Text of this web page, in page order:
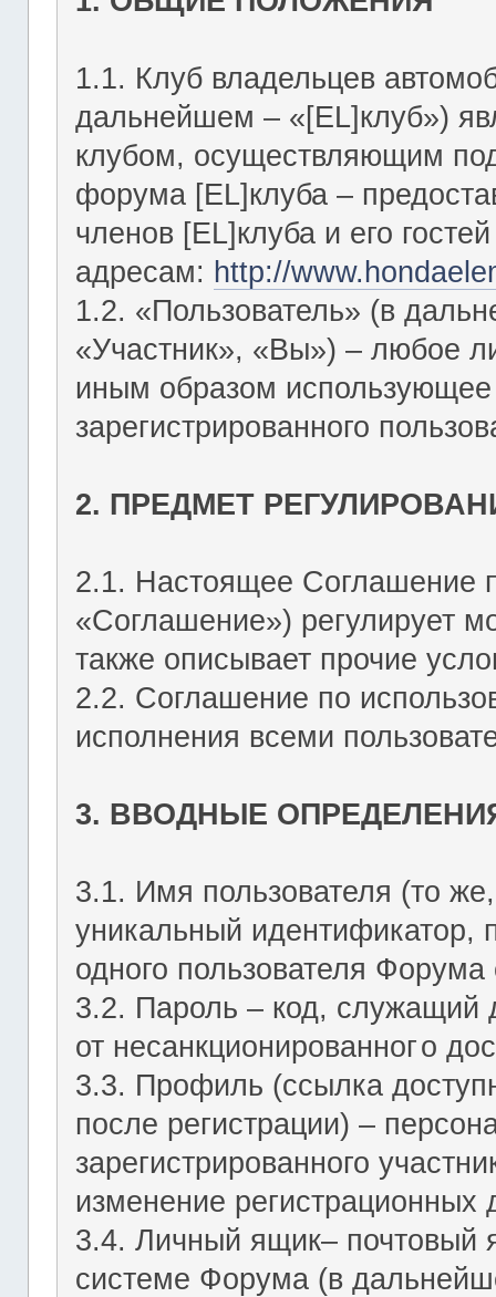
1.1. Клуб владельцев
дальнейшем – «[EL]клуб»)
клубом, осуществляющим
форума [EL]клуба –
членов [EL]клуба и его
адресам: http://
1.2. «Пользователь» (в
«Участник», «Вы») – любое
иным образом использующее
зарегистрированного
2. ПРЕДМЕТ
2.1. Настоящее Соглашение
«Соглашение») регулирует
также описывает прочие
2.2. Соглашение по
исполнения всеми
3. ВВОДНЫЕ
3.1. Имя пользователя (то
уникальный идентификатор,
одного пользователя Форума
3.2. Пароль – код, служащий
от несанкционированного
3.3. Профиль (ссылка
после регистрации) –
зарегистрированного
изменение регистрационных
3.4. Личный ящик– почтовый
системе Форума (в